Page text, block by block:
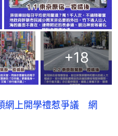
+18
網上開學禮惹爭議 網